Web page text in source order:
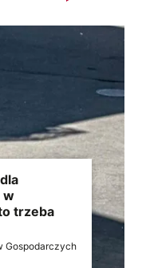
w
trzeba
Gospodarczych